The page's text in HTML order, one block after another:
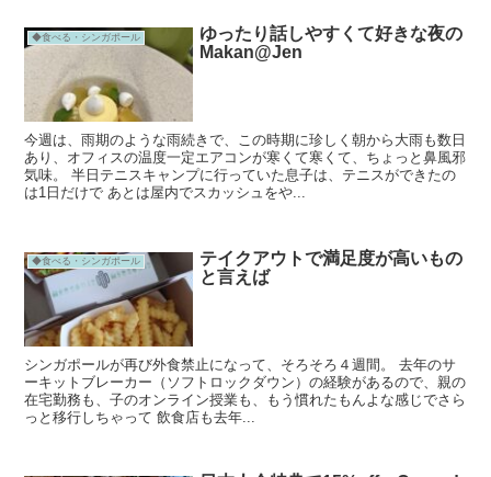
◆食べる・シンガポール
ゆったり話しやすくて好きな夜の
Makan@Jen
今週は、雨期のような雨続きで、この時期に珍しく朝から大雨も数日
あり、オフィスの温度一定エアコンが寒くて寒くて、ちょっと鼻風邪
気味。 半日テニスキャンプに行っていた息子は、テニスができたの
は1日だけで あとは屋内でスカッシュをや...
◆食べる・シンガポール
テイクアウトで満足度が高いもの
と言えば
シンガポールが再び外食禁止になって、そろそろ４週間。 去年のサ
ーキットブレーカー（ソフトロックダウン）の経験があるので、親の
在宅勤務も、子のオンライン授業も、もう慣れたもんよな感じでさら
っと移行しちゃって 飲食店も去年...